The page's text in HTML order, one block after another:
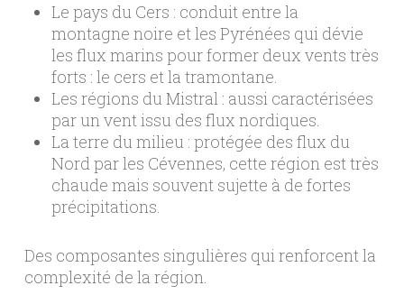
Le pays du Cers : conduit entre la
montagne noire et les Pyrénées qui dévie
les flux marins pour former deux vents très
forts : le cers et la tramontane.
Les régions du Mistral : aussi caractérisées
par un vent issu des flux nordiques.
La terre du milieu : protégée des flux du
Nord par les Cévennes, cette région est très
chaude mais souvent sujette à de fortes
précipitations.
Des composantes singulières qui renforcent la
complexité de la région.